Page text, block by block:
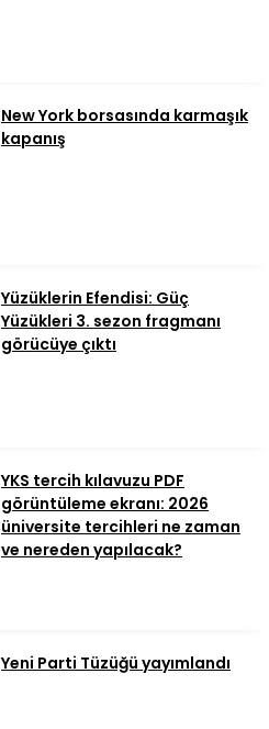
New York borsasında karmaşık
kapanış
Yüzüklerin Efendisi: Güç
Yüzükleri 3. sezon fragmanı
görücüye çıktı
YKS tercih kılavuzu PDF
görüntüleme ekranı: 2026
üniversite tercihleri ne zaman
ve nereden yapılacak?
Yeni Parti Tüzüğü yayımlandı